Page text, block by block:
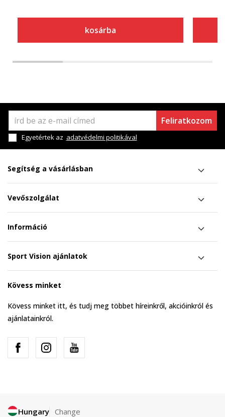
kosárba
Feliratkozom
Egyetértek az adatvédelmi politikával
Segítség a vásárlásban
Vevőszolgálat
Információ
Sport Vision ajánlatok
Kövess minket
Kövess minket itt, és tudj meg többet híreinkről, akcióinkról és
ajánlatainkról.
Hungary Change